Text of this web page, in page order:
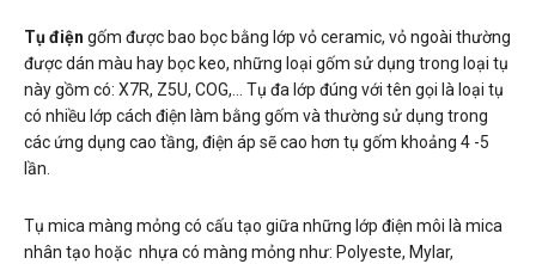
Tụ điện gốm được bao bọc bằng lớp vỏ ceramic, vỏ ngoài thường
được dán màu hay bọc keo, những loại gốm sử dụng trong loại tụ
này gồm có: X7R, Z5U, COG,… Tụ đa lớp đúng với tên gọi là loại tụ
có nhiều lớp cách điện làm bằng gốm và thường sử dụng trong
các ứng dụng cao tầng, điện áp sẽ cao hơn tụ gốm khoảng 4 -5
lần.
Tụ mica màng mỏng có cấu tạo giữa những lớp điện môi là mica
nhân tạo hoặc nhựa có màng mỏng như: Polyeste, Mylar,